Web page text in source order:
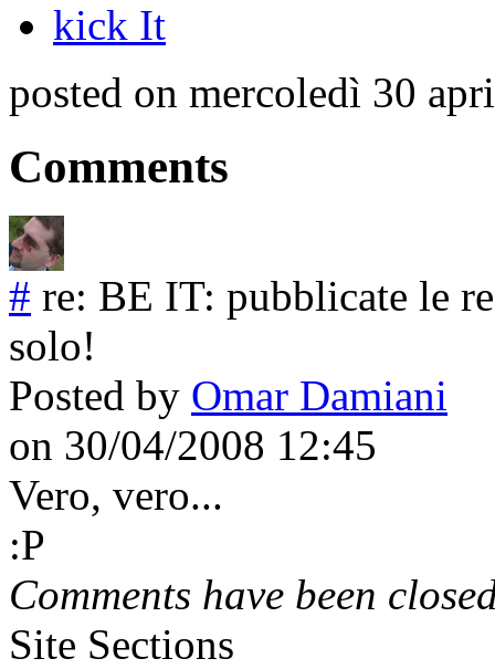
kick It
posted on mercoledì 30
Comments
# re: BE IT: pubblicate le
solo!
Posted by Omar Damiani
on 30/04/2008 12:45
Vero, vero...
:P
Comments have been
Site Sections